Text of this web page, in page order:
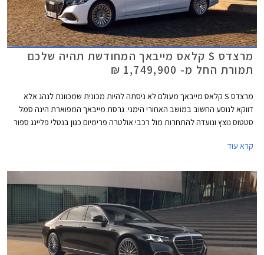
מרצדס S קלאס מייבאך המחודשת תהיה שלכם
תמורת החל מ- 1,749,900 ₪
מרצדס S קלאס מייבאך מעולם לא ניסתה להיות מכונית שמכוונת לנהג אלא
דווקא לנוסע החשוב במושב האחורי הימני. גרסת מייבאך המפוארת הינה סמל
סטטוס נוצץ ונועדה להתחרות מול רכבי אולטרה פרימיום כגון בנטלי פליינג ספור
פנים המלטשת את המתכון המוכר ומבטיחה ניתוק מוחלט מהפקקים שבחוץ.
כואבת ממנוע ה- V12 המיתולוגי בגרסה הבכירה לטובת מנוע V8 - אילוץ של
תקנות זיהום האוויר. הדגם ישווק בשתי גרסאות במחיר התחלתי של 1,749,900
₪.
קרא עוד